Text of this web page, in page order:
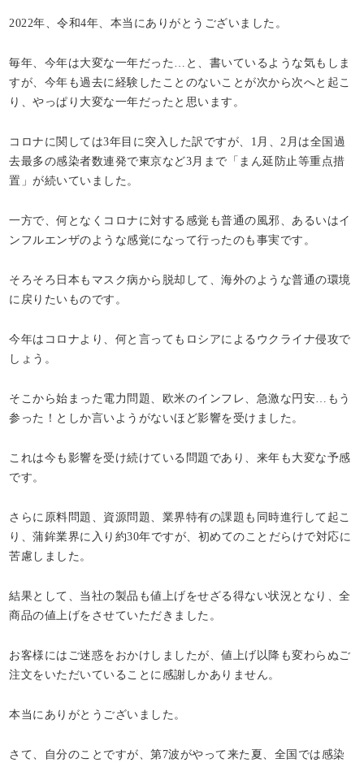
2022年、令和4年、本当にありがとうございました。
毎年、今年は大変な一年だった…と、書いているような気もしま
すが、今年も過去に経験したことのないことが次から次へと起こ
り、やっぱり大変な一年だったと思います。
コロナに関しては3年目に突入した訳ですが、1月、2月は全国過
去最多の感染者数連発で東京など3月まで「まん延防止等重点措
置」が続いていました。
一方で、何となくコロナに対する感覚も普通の風邪、あるいはイ
ンフルエンザのような感覚になって行ったのも事実です。
そろそろ日本もマスク病から脱却して、海外のような普通の環境
に戻りたいものです。
今年はコロナより、何と言ってもロシアによるウクライナ侵攻で
しょう。
そこから始まった電力問題、欧米のインフレ、急激な円安…もう
参った！としか言いようがないほど影響を受けました。
これは今も影響を受け続けている問題であり、来年も大変な予感
です。
さらに原料問題、資源問題、業界特有の課題も同時進行して起こ
り、蒲鉾業界に入り約30年ですが、初めてのことだらけで対応に
苦慮しました。
結果として、当社の製品も値上げをせざる得ない状況となり、全
商品の値上げをさせていただきました。
お客様にはご迷惑をおかけしましたが、値上げ以降も変わらぬご
注文をいただいていることに感謝しかありません。
本当にありがとうございました。
さて、自分のことですが、第7波がやって来た夏、全国では感染